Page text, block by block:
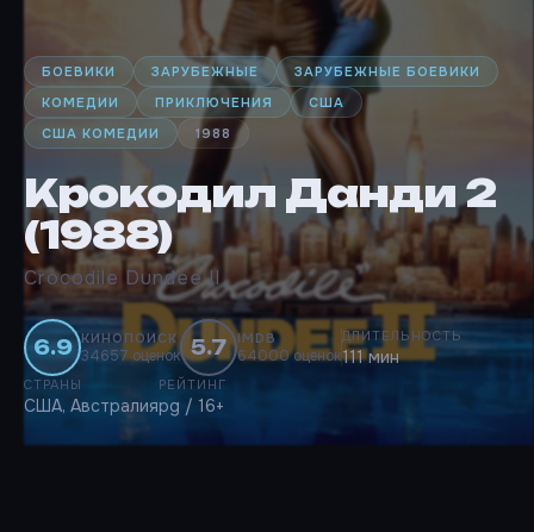
БОЕВИКИ ЗАРУБЕЖНЫЕ
ЗАРУБЕЖНЫЕ БОЕВИКИ
КОМЕДИИ
ПРИКЛЮЧЕНИЯ
США
США КОМЕДИИ
1988
Крокодил Данди 2
(1988)
Crocodile Dundee II
6.9 КИНОПОИСК
34657 оценок 5.7 IMDB
64000 оценок
ДЛИТЕЛЬНОСТЬ
111 мин
СТРАНЫ
США, Австралия
РЕЙТИНГ
pg / 16+